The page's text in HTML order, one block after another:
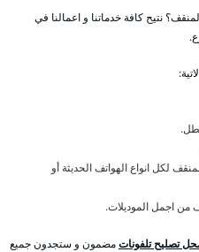
نتيح كافة خدماتنا و اعمالنا في
لكل انواع الهواتف الحديثة أو
اجمل الموديلات.
تصليح تلفوناتمضمون و ستجدون جميع